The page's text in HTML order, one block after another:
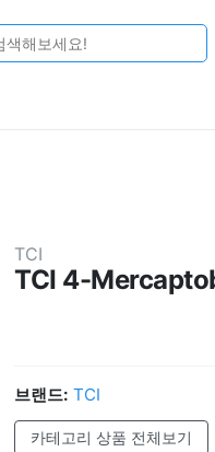
TCI
TCI 4-
브랜드: TCI
카테고리 상품 전체보기